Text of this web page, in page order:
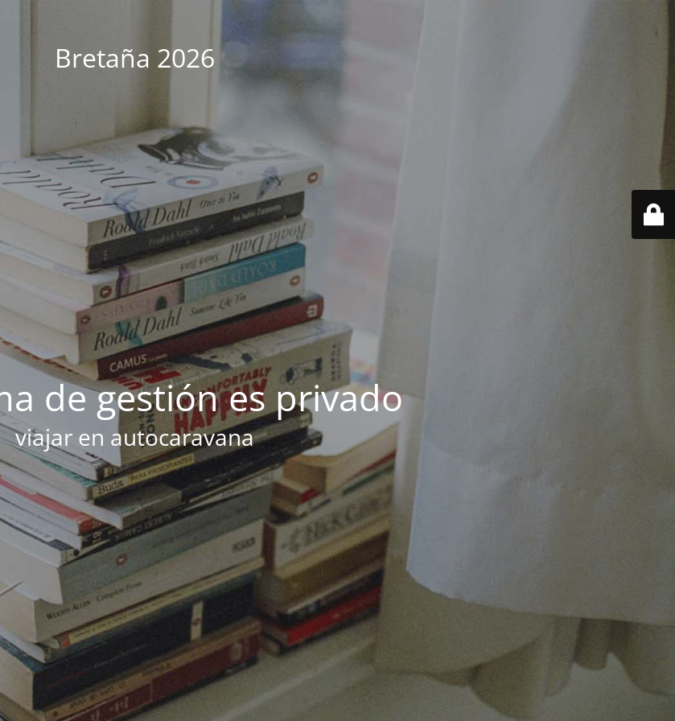
Bretaña 2026
de gestión es privado
viajar en autocaravana